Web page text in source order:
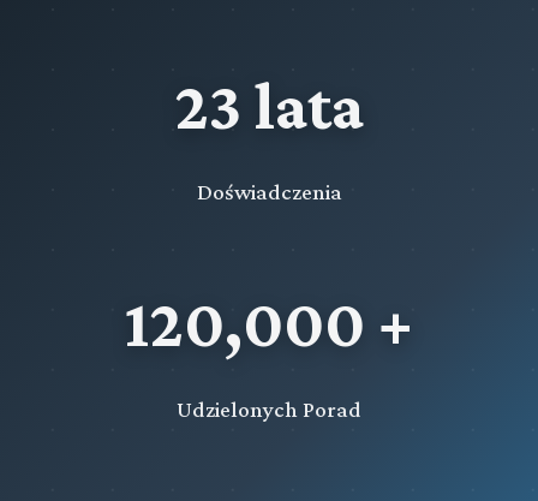
23 lata
Doświadczenia
120,000 +
Udzielonych Porad